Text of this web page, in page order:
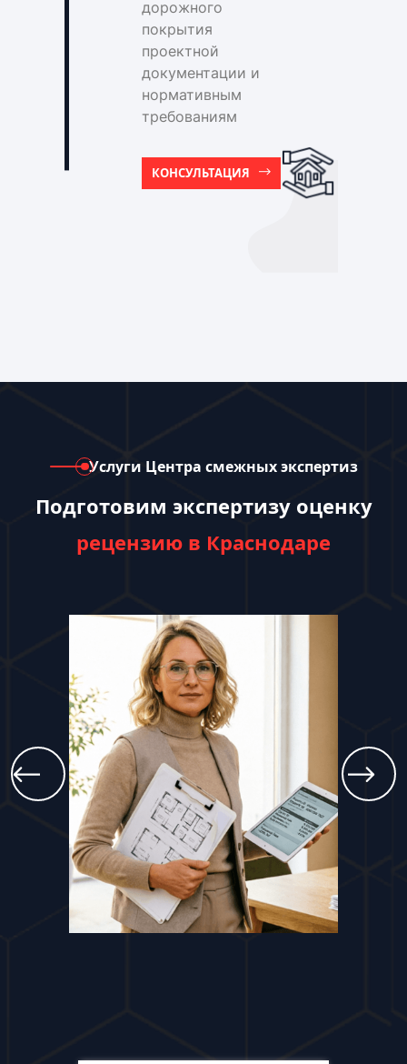
дорожного
покрытия
проектной
документации и
нормативным
требованиям
КОНСУЛЬТАЦИЯ
Услуги Центра смежных экспертиз
Подготовим экспертизу оценку
рецензию в Краснодаре